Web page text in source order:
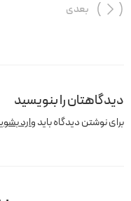
بعدی
دیدگاهتان را بنویسید
برای نوشتن دیدگاه بایدوارد